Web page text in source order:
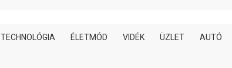
TECHNOLÓGIA ÉLETMÓD VIDÉK ÜZLET AUTÓ